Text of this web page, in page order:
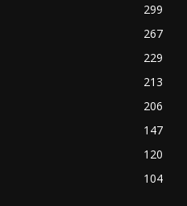
299
267
229
213
206
147
120
104